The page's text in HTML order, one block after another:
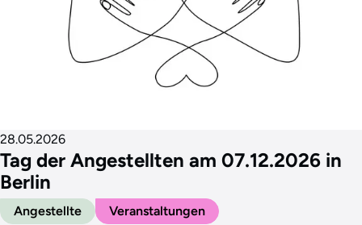
Tag der Angestellten am 07.12.2026 in
Berlin
28.05.2026
Angestellte Veranstaltungen